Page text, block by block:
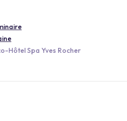
Hôtel Spa Yves Rocher